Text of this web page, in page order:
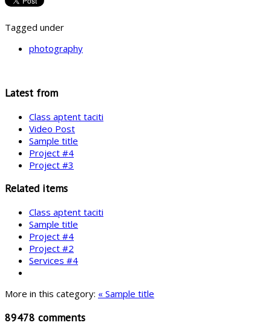
Tagged under
photography
Latest from
Class aptent taciti
Video Post
Sample title
Project #4
Project #3
Related items
Class aptent taciti
Sample title
Project #4
Project #2
Services #4
More in this category: « Sample title
89478 comments